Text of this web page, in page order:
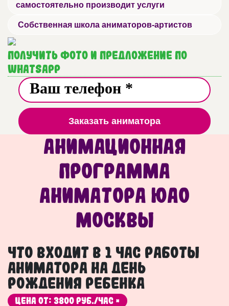
самостоятельно производит услуги
Собственная школа аниматоров-артистов
Получить фото и предложение по
WhatsApp
Заказать аниматора
Анимационная
программа
аниматора ЮАО
Москвы
Что входит в 1 час работы
аниматора на День
рождения ребенка
Цена от: 3800 руб./час *